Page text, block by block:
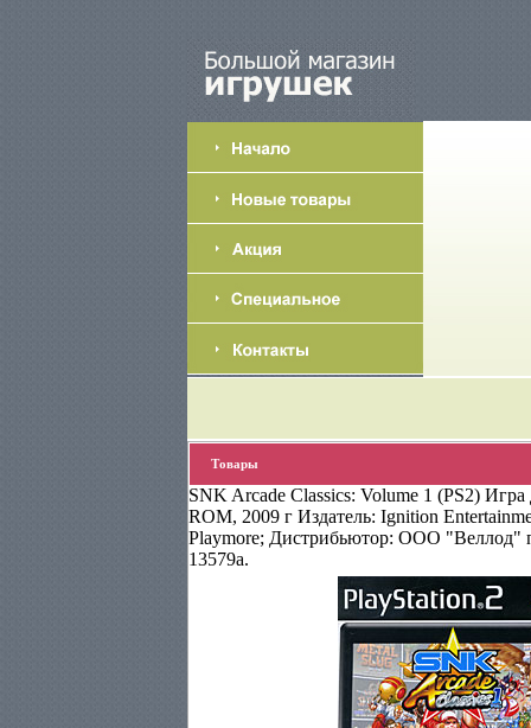
Товары
SNK Arcade Classics: Volume 1 (PS2)
ROM, 2009 г Издатель: Ignition
Playmore; Дистрибьютор: ООО "Веллод"
13579a.